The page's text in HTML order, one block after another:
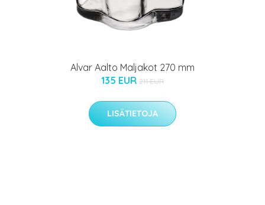
Alvar Aalto Maljakot 270 mm
135 EUR 211 EUR
LISÄTIETOJA